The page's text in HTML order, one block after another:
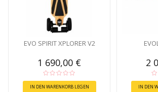
EVO SPIRIT XPLORER V2
1 690,00 €
IN DEN WARENKORB LEGEN
2
IN DEN